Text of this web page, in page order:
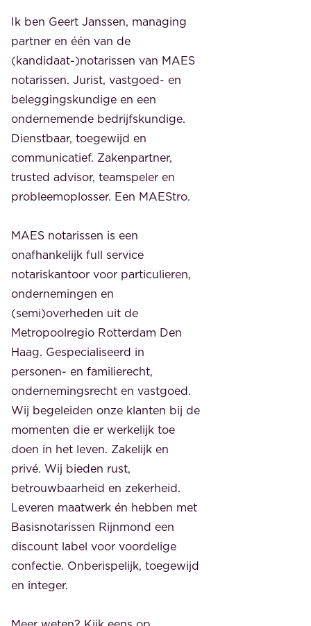
Ik ben Geert Janssen, managing
partner en één van de
(kandidaat-)notarissen van MAES
notarissen. Jurist, vastgoed- en
beleggingskundige en een
ondernemende bedrijfskundige.
Dienstbaar, toegewijd en
communicatief. Zakenpartner,
trusted advisor, teamspeler en
probleemoplosser. Een MAEStro.
MAES notarissen is een
onafhankelijk full service
notariskantoor voor particulieren,
ondernemingen en
(semi)overheden uit de
Metropoolregio Rotterdam Den
Haag. Gespecialiseerd in
personen- en familierecht,
ondernemingsrecht en vastgoed.
Wij begeleiden onze klanten bij de
momenten die er werkelijk toe
doen in het leven. Zakelijk en
privé. Wij bieden rust,
betrouwbaarheid en zekerheid.
Leveren maatwerk én hebben met
Basisnotarissen Rijnmond een
discount label voor voordelige
confectie. Onberispelijk, toegewijd
en integer.